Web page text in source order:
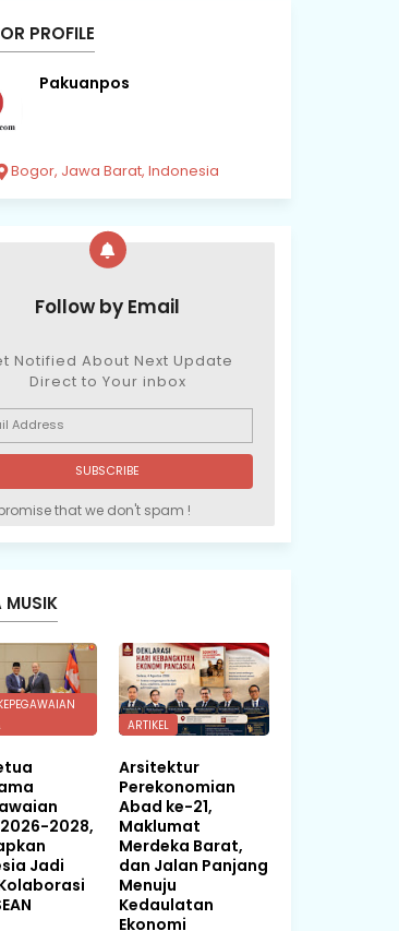
PROFILE
Pakuanpos
Bogor, Jawa Barat, Indonesia
Follow by Email
Notified About Next Update
Direct to Your inbox
that we don't spam !
MUSIK
2026-2028,
Jadi
ARTIKEL
Arsitektur
Perekonomian
Abad ke-21,
Maklumat
Merdeka Barat,
dan Jalan Panjang
Menuju
Kedaulatan
Ekonomi